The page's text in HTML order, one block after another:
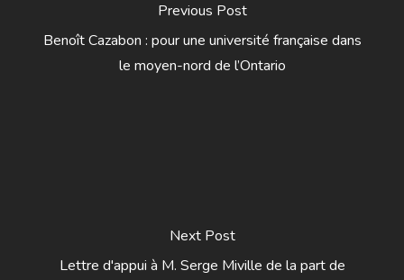
Previous Post
Benoît Cazabon : pour une université française dans
le moyen-nord de l’Ontario
Next Post
Lettre d'appui à M. Serge Miville de la part de